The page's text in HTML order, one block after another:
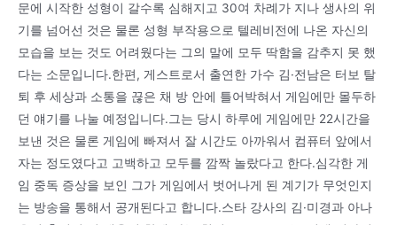
문에 시작한 성형이 갈수록 심해지고 30여 차례가 지나 생사의 위
기를 넘어선 것은 물론 성형 부작용으로 텔레비전에 나온 자신의
모습을 보는 것도 어려웠다는 그의 말에 모두 딱함을 감추지 못 했
다는 소문입니다.한편, 게스트로서 출연한 가수 김·전남은 터보 탈
퇴 후 세상과 소통을 끊은 채 방 안에 틀어박혀서 게임에만 몰두하
던 얘기를 나눌 예정입니다.그는 당시 하루에 게임에만 22시간을
보낸 것은 물론 게임에 빠져서 잘 시간도 아까워서 컴퓨터 앞에서
자는 정도였다고 고백하고 모두를 깜짝 놀랐다고 한다.심각한 게
임 중독 증상을 보인 그가 게임에서 벗어나게 된 계기가 무엇인지
는 방송을 통해서 공개된다고 합니다.스타 강사의 김·미경과 아나